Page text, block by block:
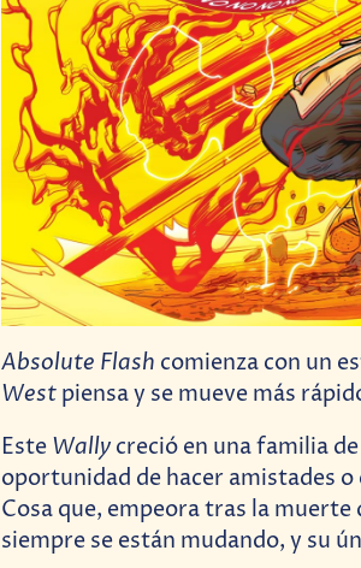
Absolute Flash comienza con un
West piensa y se mueve más
Este Wally creció en una familia
oportunidad de hacer amistades
Cosa que, empeora tras la
siempre se están mudando, y su